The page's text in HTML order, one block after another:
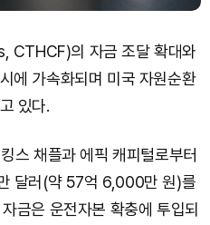
CTHCF)의 자금 조달 확대와
에 가속화되며 미국 자원순환
있다.
스 채플과 에픽 캐피털로부터
달러(약 57억 6,000만 원)를
금은 운전자본 확충에 투입되